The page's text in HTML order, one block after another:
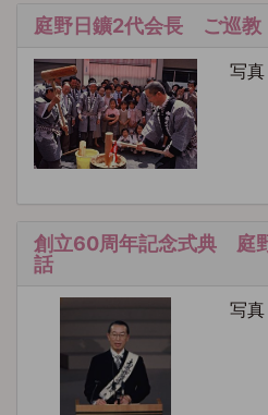
庭野日鑛2代会長 ご巡
写真
創立60周年記念式典 庭
話
写真